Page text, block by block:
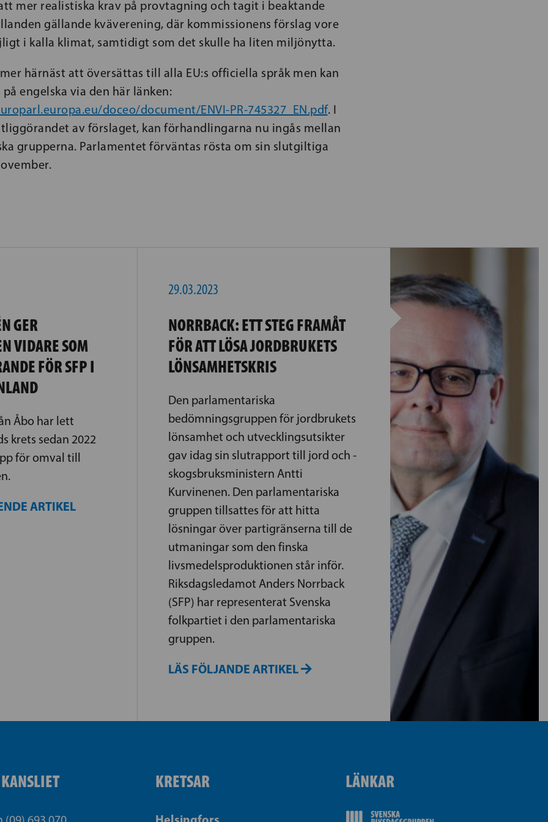
mer realistiska krav på provtagning och tagit i beaktande
gällande kväverening, där kommissionens förslag vore
i kalla klimat, samtidigt som det skulle ha liten miljönytta.
härnäst att översättas till alla EU:s officiella språk men kan
engelska via den här länken:
doceo/document/ENVI-PR-745327_EN.pdf. I
av förslaget, kan förhandlingarna nu ingås mellan
grupperna. Parlamentet förväntas rösta om sin slutgiltiga
GER
VIDARE SOM
FÖR SFP I
Åbo har lett
krets sedan 2022
för omval till
ARTIKEL
29.03.2023
NORRBACK: ETT STEG FRAMÅT
FÖR ATT LÖSA JORDBRUKETS
LÖNSAMHETSKRIS
Den parlamentariska
bedömningsgruppen för jordbrukets
lönsamhet och utvecklingsutsikter
gav idag sin slutrapport till jord och -
skogsbruksministern Antti
Kurvinenen. Den parlamentariska
gruppen tillsattes för att hitta
lösningar över partigränserna till de
utmaningar som den finska
livsmedelsproduktionen står inför.
Riksdagsledamot Anders Norrback
(SFP) har representerat Svenska
folkpartiet i den parlamentariska
gruppen.
LÄS FÖLJANDE ARTIKEL
KRETSAR LÄNKAR